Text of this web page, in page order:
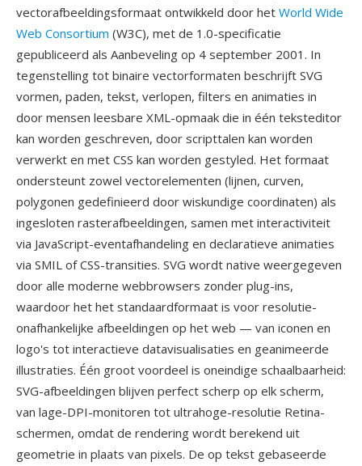
vectorafbeeldingsformaat ontwikkeld door het World Wide
Web Consortium (W3C), met de 1.0-specificatie
gepubliceerd als Aanbeveling op 4 september 2001. In
tegenstelling tot binaire vectorformaten beschrijft SVG
vormen, paden, tekst, verlopen, filters en animaties in
door mensen leesbare XML-opmaak die in één teksteditor
kan worden geschreven, door scripttalen kan worden
verwerkt en met CSS kan worden gestyled. Het formaat
ondersteunt zowel vectorelementen (lijnen, curven,
polygonen gedefinieerd door wiskundige coordinaten) als
ingesloten rasterafbeeldingen, samen met interactiviteit
via JavaScript-eventafhandeling en declaratieve animaties
via SMIL of CSS-transities. SVG wordt native weergegeven
door alle moderne webbrowsers zonder plug-ins,
waardoor het het standaardformaat is voor resolutie-
onafhankelijke afbeeldingen op het web — van iconen en
logo's tot interactieve datavisualisaties en geanimeerde
illustraties. Één groot voordeel is oneindige schaalbaarheid:
SVG-afbeeldingen blijven perfect scherp op elk scherm,
van lage-DPI-monitoren tot ultrahoge-resolutie Retina-
schermen, omdat de rendering wordt berekend uit
geometrie in plaats van pixels. De op tekst gebaseerde